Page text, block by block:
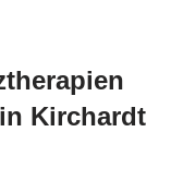
Kirchardt